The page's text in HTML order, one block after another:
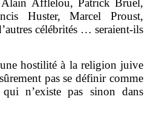
Alain Afflelou, Patrick Bruel,
Huster, Marcel Proust,
célébrités … seraient-ils
hostilité à la religion juive
pas se définir comme
n’existe pas sinon dans